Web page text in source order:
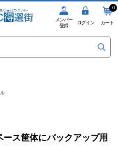
メンバー
登録
ログイン
0
カート
ス筐体にバックアップ用